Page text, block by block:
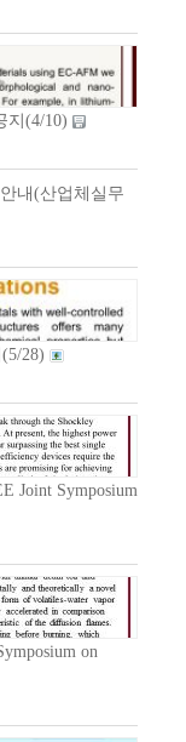
지(4/10)
내(산업체실무
28)
Joint Symposium
on